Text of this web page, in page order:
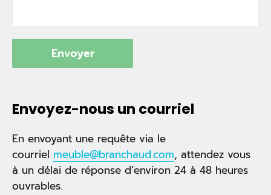
Envoyer
Envoyez-nous un courriel
En envoyant une requête via le
courriel meuble@branchaud.com, attendez vous
à un délai de réponse d’environ 24 à 48 heures
ouvrables.